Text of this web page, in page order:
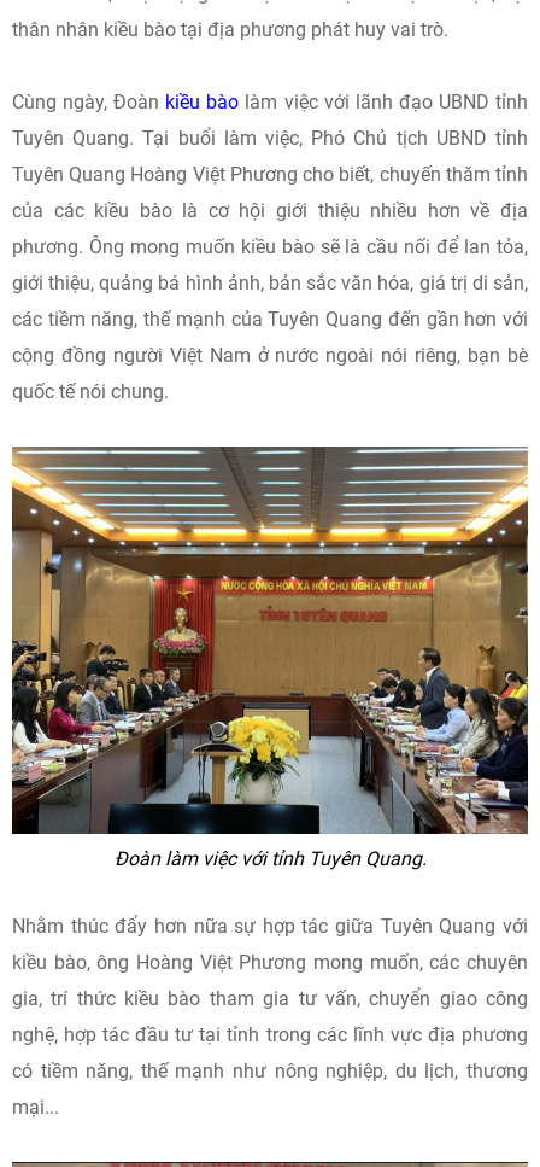
thân nhân kiều bào tại địa phương phát huy vai trò.
Cùng ngày, Đoàn kiều bào làm việc với lãnh đạo UBND tỉnh
Tuyên Quang. Tại buổi làm việc, Phó Chủ tịch UBND tỉnh
Tuyên Quang Hoàng Việt Phương cho biết, chuyến thăm tỉnh
của các kiều bào là cơ hội giới thiệu nhiều hơn về địa
phương. Ông mong muốn kiều bào sẽ là cầu nối để lan tỏa,
giới thiệu, quảng bá hình ảnh, bản sắc văn hóa, giá trị di sản,
các tiềm năng, thế mạnh của Tuyên Quang đến gần hơn với
cộng đồng người Việt Nam ở nước ngoài nói riêng, bạn bè
quốc tế nói chung.
Đoàn làm việc với tỉnh Tuyên Quang.
Nhằm thúc đẩy hơn nữa sự hợp tác giữa Tuyên Quang với
kiều bào, ông Hoàng Việt Phương mong muốn, các chuyên
gia, trí thức kiều bào tham gia tư vấn, chuyển giao công
nghệ, hợp tác đầu tư tại tỉnh trong các lĩnh vực địa phương
có tiềm năng, thế mạnh như nông nghiệp, du lịch, thương
mại...